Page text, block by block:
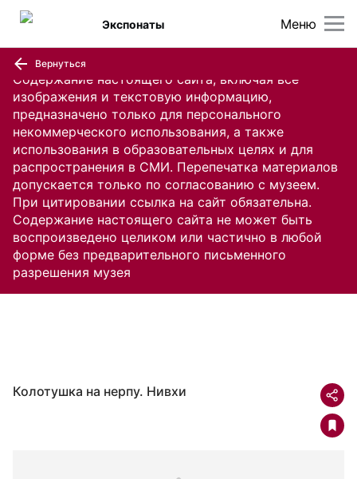
Содержание настоящего сайта, включая все
изображения и текстовую информацию,
предназначено только для персонального
некоммерческого использования, а также
использования в образовательных целях и для
распространения в СМИ. Перепечатка материалов
допускается только по согласованию с музеем.
При цитировании ссылка на сайт обязательна.
Содержание настоящего сайта не может быть
воспроизведено целиком или частично в любой
форме без предварительного письменного
разрешения музея
Меню
Экспонаты
Вернуться
Колотушка на нерпу. Нивхи